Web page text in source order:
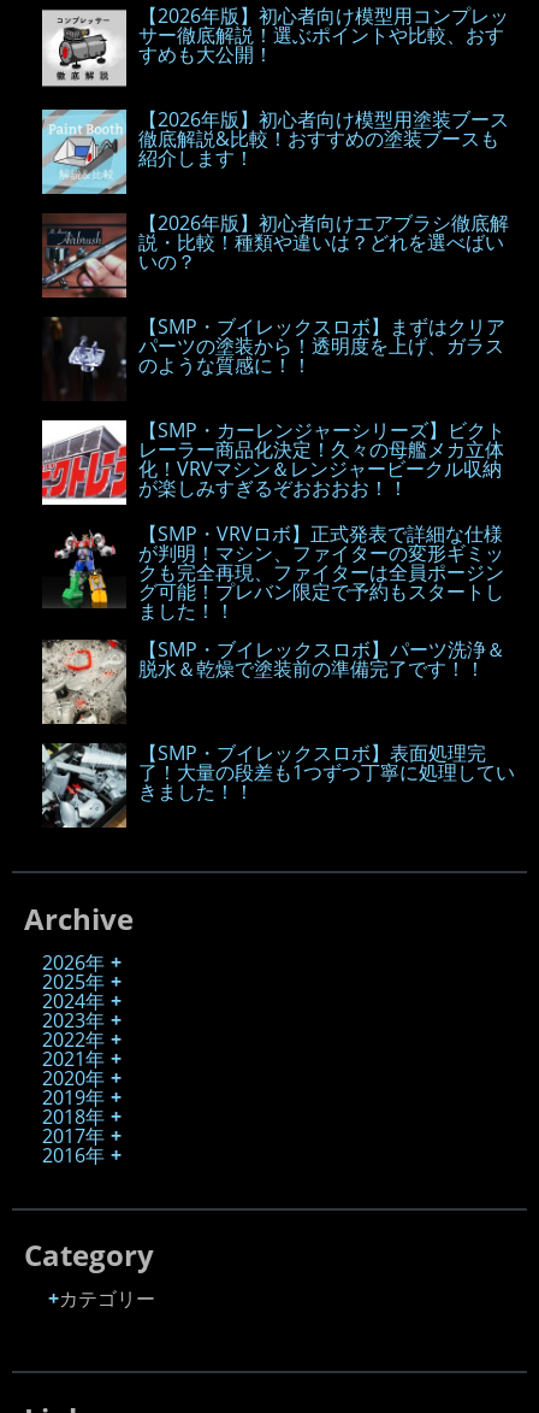
【2026年版】初心者向け模型用コンプレッ
サー徹底解説！選ぶポイントや比較、おす
すめも大公開！
【2026年版】初心者向け模型用塗装ブース
徹底解説&比較！おすすめの塗装ブースも
紹介します！
【2026年版】初心者向けエアブラシ徹底解
説・比較！種類や違いは？どれを選べばい
いの？
【SMP・ブイレックスロボ】まずはクリア
パーツの塗装から！透明度を上げ、ガラス
のような質感に！！
【SMP・カーレンジャーシリーズ】ビクト
レーラー商品化決定！久々の母艦メカ立体
化！VRVマシン＆レンジャービークル収納
が楽しみすぎるぞおおおお！！
【SMP・VRVロボ】正式発表で詳細な仕様
が判明！マシン、ファイターの変形ギミッ
クも完全再現、ファイターは全員ポージン
グ可能！プレバン限定で予約もスタートし
ました！！
【SMP・ブイレックスロボ】パーツ洗浄＆
脱水＆乾燥で塗装前の準備完了です！！
【SMP・ブイレックスロボ】表面処理完
了！大量の段差も1つずつ丁寧に処理してい
きました！！
Archive
2026年
2025年
2024年
2023年
2022年
2021年
2020年
2019年
2018年
2017年
2016年
Category
カテゴリー